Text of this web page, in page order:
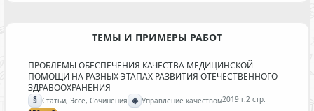
ТЕМЫ И ПРИМЕРЫ РАБОТ
ПРОБЛЕМЫ ОБЕСПЕЧЕНИЯ КАЧЕСТВА МЕДИЦИНСКОЙ
ПОМОЩИ НА РАЗНЫХ ЭТАПАХ РАЗВИТИЯ ОТЕЧЕСТВЕННОГО
ЗДРАВООХРАНЕНИЯ
§ Статьи, Эссе, Сочинения ◈ Управление качеством2019 г.2 стр.